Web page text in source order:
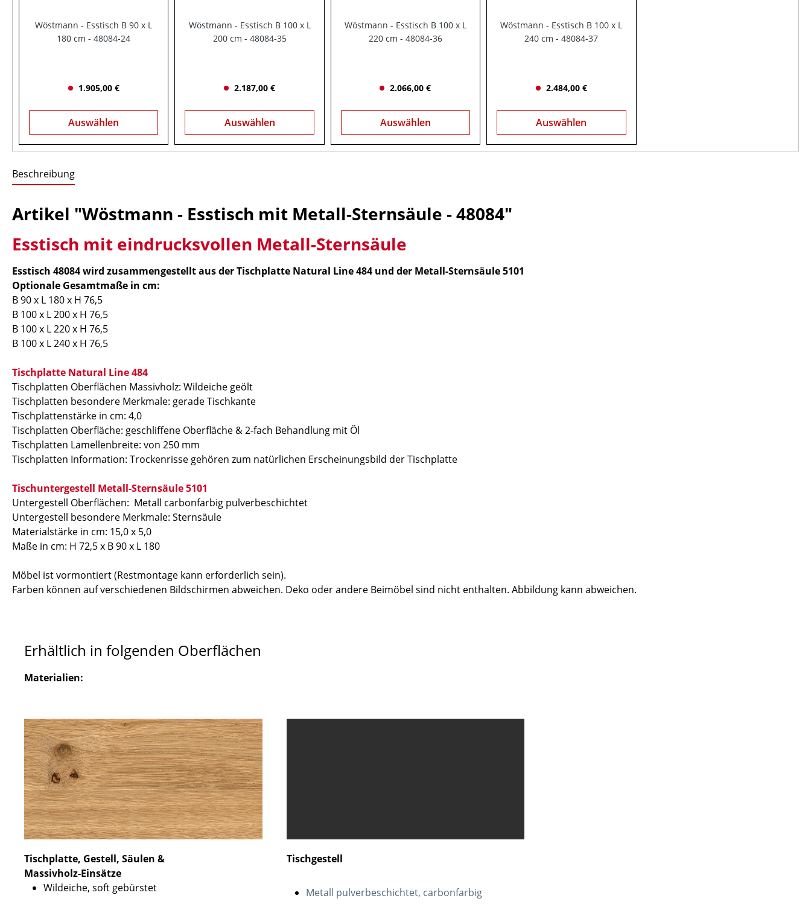
Wöstmann - Esstisch B 90 x L
180 cm - 48084-24
1.905,00 €
Auswählen
Wöstmann - Esstisch B 100 x L
200 cm - 48084-35
2.187,00 €
Auswählen
Wöstmann - Esstisch B 100 x L
220 cm - 48084-36
2.066,00 €
Auswählen
Wöstmann - Esstisch B 100 x L
240 cm - 48084-37
2.484,00 €
Auswählen
Beschreibung
Artikel "Wöstmann - Esstisch mit Metall-Sternsäule - 48084"
Esstisch mit eindrucksvollen Metall-Sternsäule
Esstisch 48084 wird zusammengestellt aus der Tischplatte Natural Line 484 und der Metall-Sternsäule 5101
Optionale Gesamtmaße in cm:
B 90 x L 180 x H 76,5
B 100 x L 200 x H 76,5
B 100 x L 220 x H 76,5
B 100 x L 240 x H 76,5
Tischplatte Natural Line 484
Tischplatten Oberflächen Massivholz: Wildeiche geölt
Tischplatten besondere Merkmale: gerade Tischkante
Tischplattenstärke in cm: 4,0
Tischplatten Oberfläche: geschliffene Oberfläche & 2-fach Behandlung mit Öl
Tischplatten Lamellenbreite: von 250 mm
Tischplatten Information: Trockenrisse gehören zum natürlichen Erscheinungsbild der Tischplatte
Tischuntergestell Metall-Sternsäule 5101
Untergestell Oberflächen: Metall carbonfarbig pulverbeschichtet
Untergestell besondere Merkmale: Sternsäule
Materialstärke in cm: 15,0 x 5,0
Maße in cm: H 72,5 x B 90 x L 180
Möbel ist vormontiert (Restmontage kann erforderlich sein).
Farben können auf verschiedenen Bildschirmen abweichen. Deko oder andere Beimöbel sind nicht enthalten. Abbildung kann abweichen.
Erhältlich in folgenden Oberflächen
Materialien:
Tischplatte, Gestell, Säulen &
Massivholz-Einsätze
Wildeiche, soft gebürstet
Tischgestell
Metall pulverbeschichtet, carbonfarbig